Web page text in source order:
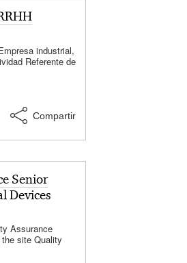
industrial,
Referente de
Compartir
Senior
Devices
Assurance
site Quality